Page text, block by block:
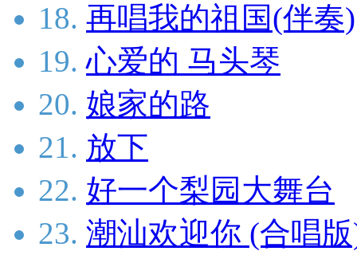
18. 再唱我的祖国(伴奏)
19. 心爱的 马头琴
20. 娘家的路
21. 放下
22. 好一个梨园大舞台
23. 潮汕欢迎你 (合唱